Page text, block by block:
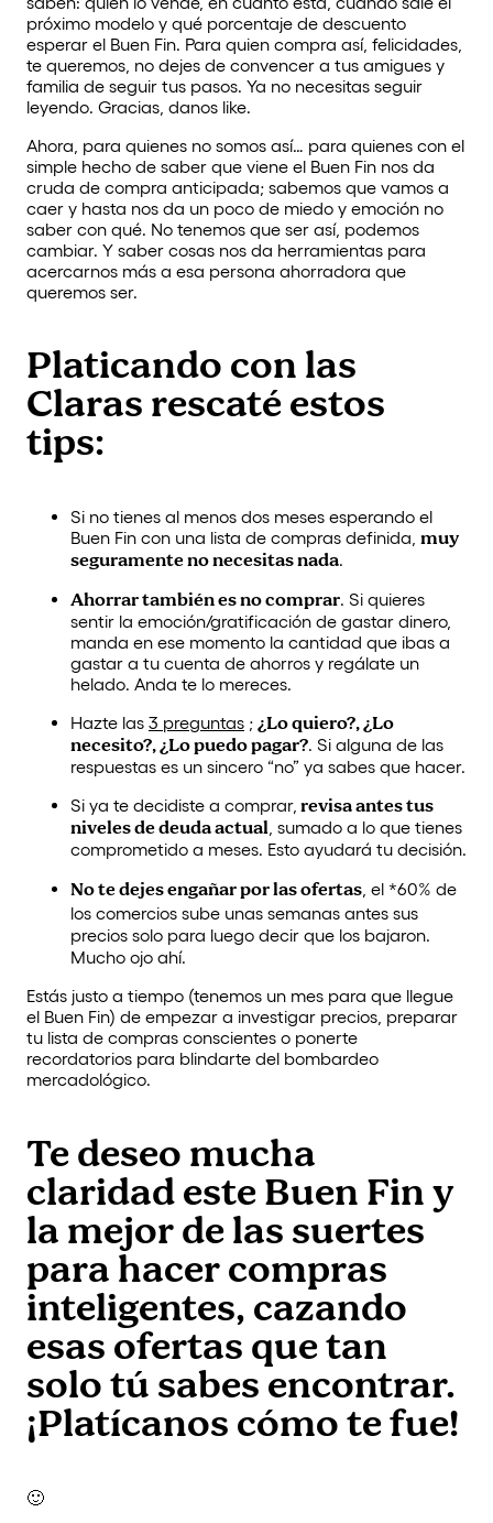
próximo modelo y qué porcentaje de descuento
esperar el Buen Fin. Para quien compra así, felicidades,
te queremos, no dejes de convencer a tus amigues y
familia de seguir tus pasos. Ya no necesitas seguir
leyendo. Gracias, danos like.
Ahora, para quienes no somos así… para quienes con el
simple hecho de saber que viene el Buen Fin nos da
cruda de compra anticipada; sabemos que vamos a
caer y hasta nos da un poco de miedo y emoción no
saber con qué. No tenemos que ser así, podemos
cambiar. Y saber cosas nos da herramientas para
acercarnos más a esa persona ahorradora que
queremos ser.
Platicando con las
Claras rescaté estos
tips:
Si no tienes al menos dos meses esperando el
Buen Fin con una lista de compras definida, muy
seguramente no necesitas nada.
Ahorrar también es no comprar. Si quieres
sentir la emoción/gratificación de gastar dinero,
manda en ese momento la cantidad que ibas a
gastar a tu cuenta de ahorros y regálate un
helado. Anda te lo mereces.
Hazte las 3 preguntas ; ¿Lo quiero?, ¿Lo
necesito?, ¿Lo puedo pagar?. Si alguna de las
respuestas es un sincero “no” ya sabes que hacer.
Si ya te decidiste a comprar, revisa antes tus
niveles de deuda actual , sumado a lo que tienes
comprometido a meses. Esto ayudará tu decisión.
No te dejes engañar por las ofertas , el *60% de
los comercios sube unas semanas antes sus
precios solo para luego decir que los bajaron.
Mucho ojo ahí.
Estás justo a tiempo (tenemos un mes para que llegue
el Buen Fin) de empezar a investigar precios, preparar
tu lista de compras conscientes o ponerte
recordatorios para blindarte del bombardeo
mercadológico.
Te deseo mucha
claridad este Buen Fin y
la mejor de las suertes
para hacer compras
inteligentes, cazando
esas ofertas que tan
solo tú sabes encontrar.
¡Platícanos cómo te fue!
🙂